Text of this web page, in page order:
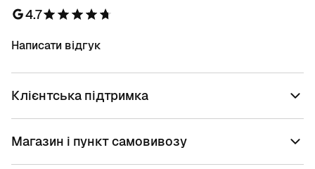
4.7
Написати відгук
Клієнтська підтримка
Магазин і пункт самовивозу